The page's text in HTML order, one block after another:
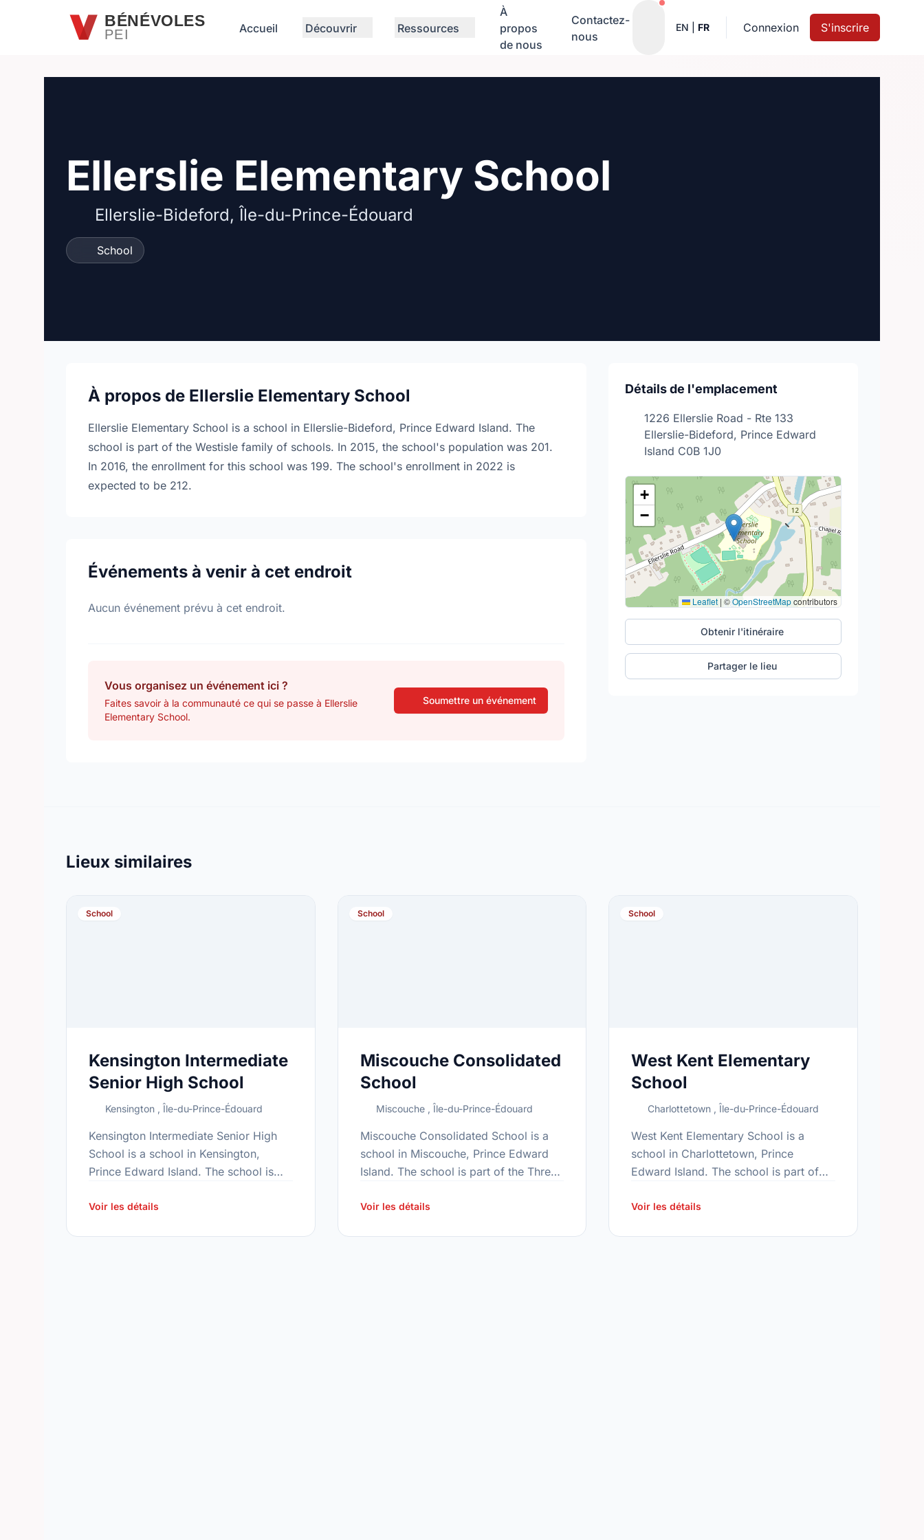
Passer au contenu principalBÉNÉVOLES
PEI Accueil Découvrir Ressources
À
propos
de nous
Contactez-
nous
Notifications actives
EN FR Connexion S'inscrire
Ellerslie Elementary School
Ellerslie-Bideford, Île-du-Prince-Édouard
School
À propos de Ellerslie Elementary School
Ellerslie Elementary School is a school in Ellerslie-Bideford, Prince Edward Island. The
school is part of the Westisle family of schools. In 2015, the school's population was 201.
In 2016, the enrollment for this school was 199. The school's enrollment in 2022 is
expected to be 212.
Événements à venir à cet endroit
Aucun événement prévu à cet endroit.
Vous organisez un événement ici ?
Faites savoir à la communauté ce qui se passe à Ellerslie
Elementary School.
Soumettre un événement
Détails de l'emplacement
1226 Ellerslie Road - Rte 133
Ellerslie-Bideford, Prince Edward
Island C0B 1J0
+
−
Leaflet | ©OpenStreetMapcontributors
Obtenir l'itinéraire
Partager le lieu
Lieux similaires
School
Kensington Intermediate
Senior High School
Kensington , Île-du-Prince-Édouard
Kensington Intermediate Senior High
School is a school in Kensington,
Prince Edward Island. The school is
2015, the school's population was
Voir les détails
School
Miscouche Consolidated
School
Miscouche , Île-du-Prince-Édouard
Miscouche Consolidated School is a
school in Miscouche, Prince Edward
Island. The school is part of the Three
school's population was 244. In …
Voir les détails
School
West Kent Elementary
School
Charlottetown , Île-du-Prince-Édouard
West Kent Elementary School is a
school in Charlottetown, Prince
Edward Island. The school is part of
the school's population was 170. In …
Voir les détails